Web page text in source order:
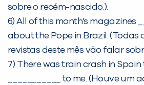
sobre o recém-nascido.).
6) All of this month’s magazines
about the Pope in Brazil. (Todas
revistas deste mês vão falar
7) There was train crash in Spain
___________ to me. (Houve um